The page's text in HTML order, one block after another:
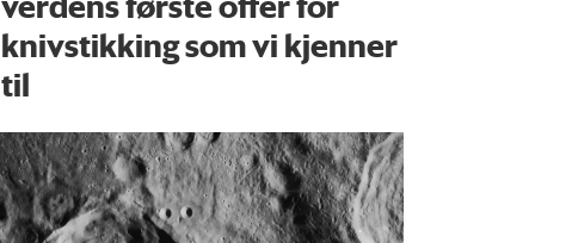
knivstikking som vi kjenner
til